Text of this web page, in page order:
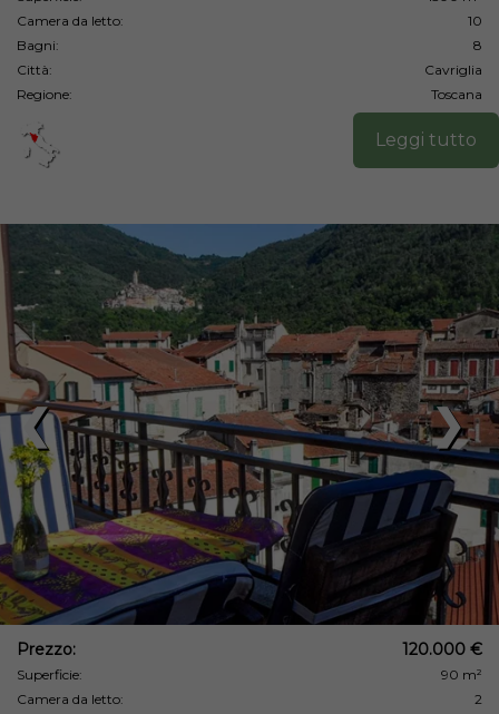
Camera da letto:
10
Bagni:
8
Città:
Cavriglia
Regione:
Toscana
Leggi tutto
❯
❮
Prezzo: 120.000 €
Superficie:
90 m²
Camera da letto:
2